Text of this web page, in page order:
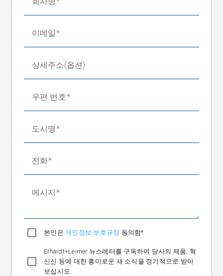
이메일
상세주소(옵션)
우편 번호
도시명
전화
메시지
본인은 개인정보 보호규정 동의함*
Erhardt+Leimer 뉴스레터를 구독하여 당사의 제품, 혁
신신 등에 대한 흥미로운 새 소식을 정기적으로 받아
보십시오.